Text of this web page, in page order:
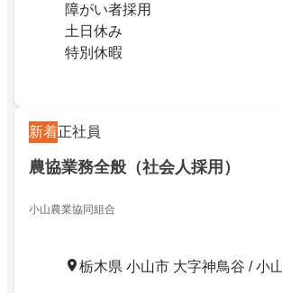
障がい者採用
土日休み
特別休暇
新着正社員
農協業務全般（社会人採用）
小山農業協同組合
栃木県 小山市 大字神鳥谷 / 小